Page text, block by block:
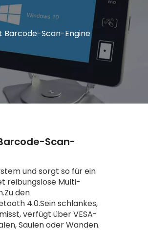
Barcode-Scan-Engine
Scan-
und sorgt so für ein
reibungslose Multi-
den
4.0.Sein schlankes,
verfügt über VESA-
Säulen oder Wänden.